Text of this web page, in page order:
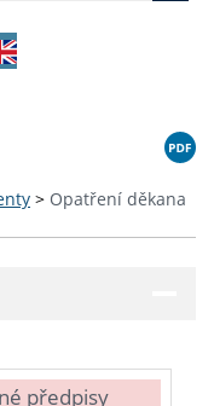
> Opatření děkana
předpisy